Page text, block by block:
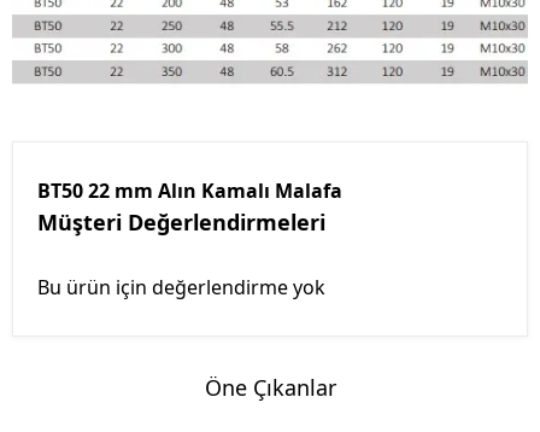
BT50 22 mm Alın Kamalı Malafa
Müşteri Değerlendirmeleri
Bu ürün için değerlendirme yok
Öne Çıkanlar